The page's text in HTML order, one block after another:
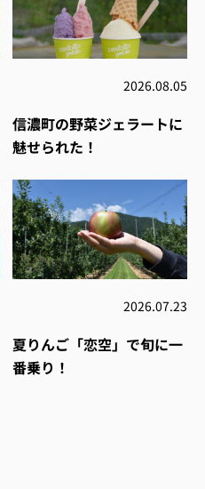
2026.08.05
信濃町の野菜ジェラートに
魅せられた！
2026.07.23
夏りんご「恋空」で旬に一
番乗り！